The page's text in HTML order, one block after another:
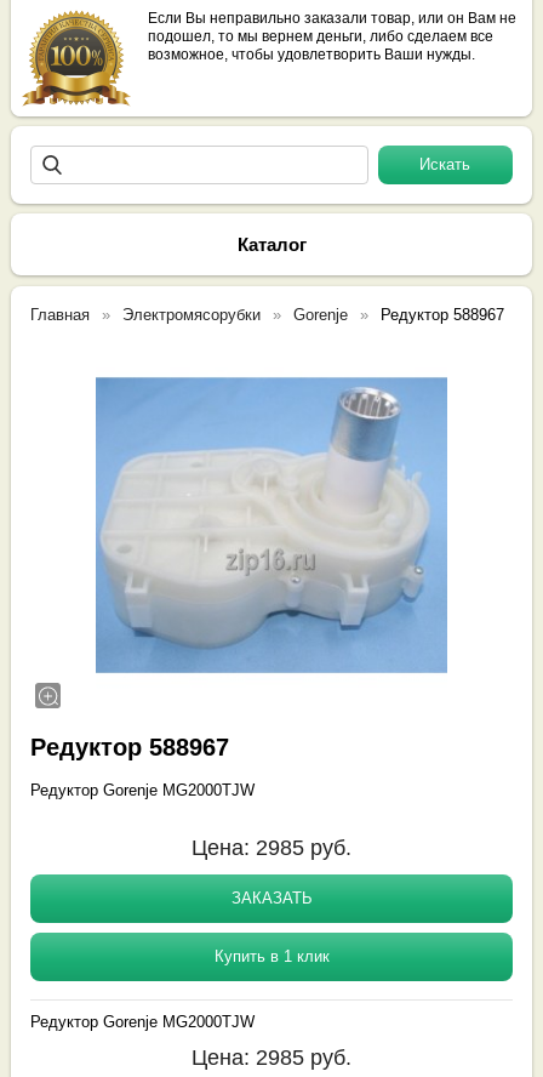
Если Вы неправильно заказали товар, или он Вам не
подошел, то мы вернем деньги, либо сделаем все
возможное, чтобы удовлетворить Ваши нужды.
Каталог
Главная Электромясорубки Gorenje Редуктор 588967
Редуктор 588967
Редуктор Gorenje MG2000TJW
Цена: 2985 руб.
ЗАКАЗАТЬ
Купить в 1 клик
Редуктор Gorenje MG2000TJW
Цена: 2985 руб.